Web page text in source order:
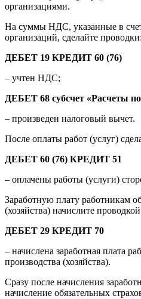
организациями.
На суммы НДС, указанные в
организаций, сделайте проводки:
ДЕБЕТ 19 КРЕДИТ 60 (76)
– учтен НДС;
ДЕБЕТ 68 субсчет «Расчеты
– произведен налоговый вычет.
После оплаты работ (услуг)
ДЕБЕТ 60 (76) КРЕДИТ 51
– оплачены работы (услуги)
Заработную плату работникам
(хозяйства) начислите
ДЕБЕТ 29 КРЕДИТ 70
– начислена заработная плата
производства (хозяйства).
Сразу после начисления
начисление обязательных